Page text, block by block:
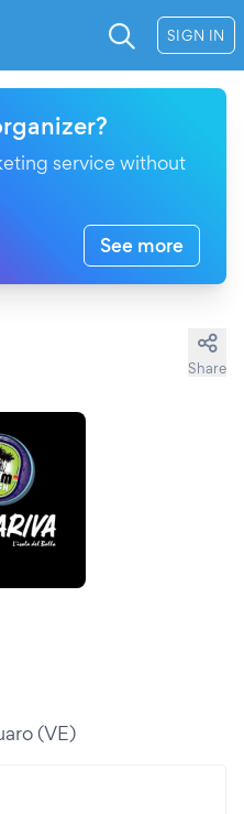
SIGN IN
service without
See more
Share
(VE)